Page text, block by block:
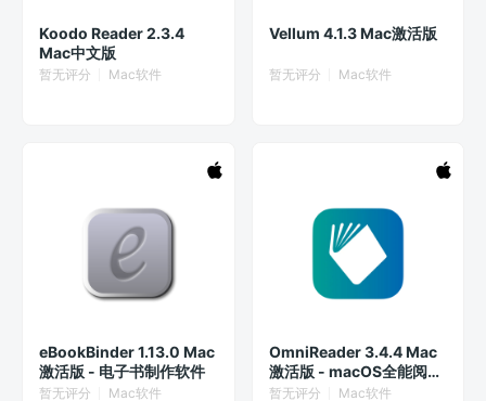
Koodo Reader 2.3.4
Mac中文版
暂无评分 Mac软件
Vellum 4.1.3 Mac激活版
暂无评分 Mac软件
eBookBinder 1.13.0 Mac
激活版 - 电子书制作软件
暂无评分 Mac软件
OmniReader 3.4.4 Mac
激活版 - macOS全能阅读
工具
暂无评分 Mac软件